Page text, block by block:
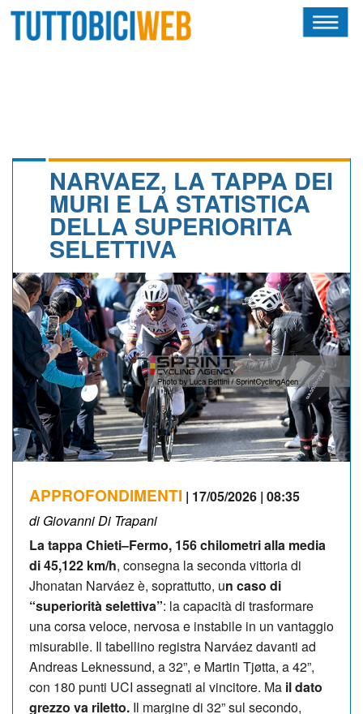
CALENDARIO
ALBI D'ORO
NEWSLETTER
NARVAEZ, LA TAPPA DEI
MURI E LA STATISTICA
DELLA SUPERIORITA
SELETTIVA
APPROFONDIMENTI | 17/05/2026 | 08:35
di Giovanni Di Trapani
La tappa Chieti–Fermo, 156 chilometri alla media
di 45,122 km/h, consegna la seconda vittoria di
Jhonatan Narváez è, soprattutto, un caso di
“superiorità selettiva”: la capacità di trasformare
una corsa veloce, nervosa e instabile in un vantaggio
misurabile. Il tabellino registra Narváez davanti ad
Andreas Leknessund, a 32”, e Martin Tjøtta, a 42”,
con 180 punti UCI assegnati al vincitore. Ma il dato
grezzo va riletto. Il margine di 32” sul secondo,